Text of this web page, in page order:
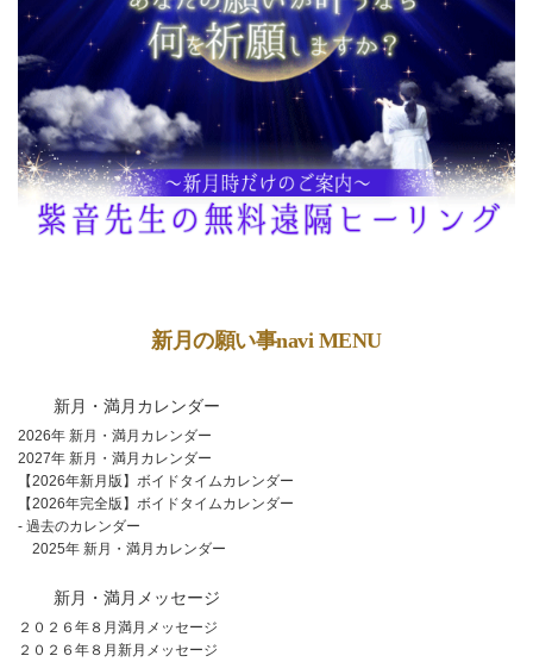
新月の願い事navi MENU
新月・満月カレンダー
2026年 新月・満月カレンダー
2027年 新月・満月カレンダー
【2026年新月版】ボイドタイムカレンダー
【2026年完全版】ボイドタイムカレンダー
- 過去のカレンダー
2025年 新月・満月カレンダー
新月・満月メッセージ
２０２６年８月満月メッセージ
２０２６年８月新月メッセージ